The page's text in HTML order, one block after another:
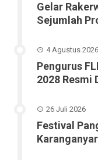
Gelar
Sejumlah
4 Agustus 2026
Pengurus
2028 Resmi
26 Juli 2026
Festival